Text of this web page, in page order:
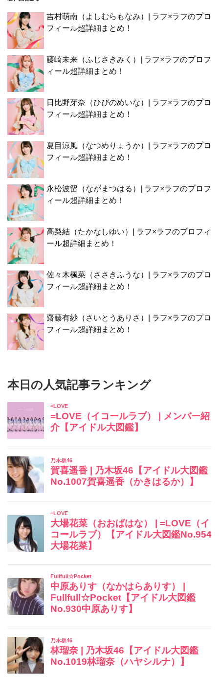
吉村萌南（よしむらもなみ）| ラフ×ラフのプロ
フィール超詳細まとめ！
藤崎未来（ふじさきみく）| ラフ×ラフのプロフ
ィール超詳細まとめ！
日比野芽奈（ひびのめいな）| ラフ×ラフのプロ
フィール超詳細まとめ！
夏目涼風（なつめりょうか）| ラフ×ラフのプロ
フィール超詳細まとめ！
永松波留（ながまつはる）| ラフ×ラフのプロフ
ィール超詳細まとめ！
高梨結（たかなしゆい）| ラフ×ラフのプロフィ
ール超詳細まとめ！
佐々木楓菜（ささきふうな）| ラフ×ラフのプロ
フィール超詳細まとめ！
齋藤有紗（さいとうありさ）| ラフ×ラフのプロ
フィール超詳細まとめ！
本日の人気記事ランキング